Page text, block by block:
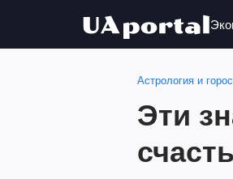
Астрология и
Эти